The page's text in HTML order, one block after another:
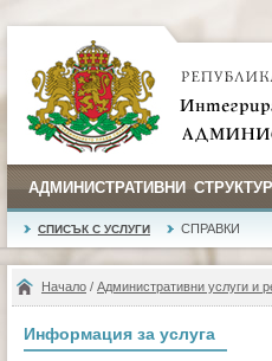
АДМИНИСТРАТИВНИ
СПИСЪК С УСЛУГИ СПРАВКИ
Начало / Административни услуги и
Информация за услуга